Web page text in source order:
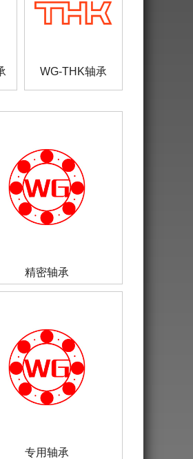
WG-THK轴承
精密轴承
专用轴承